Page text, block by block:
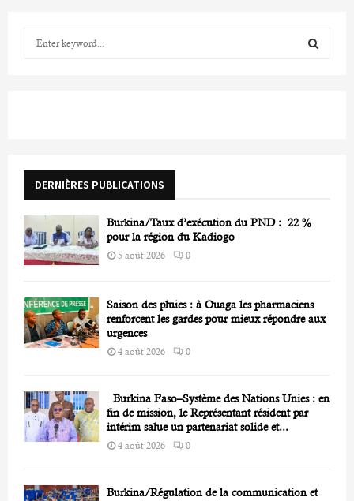
r
DERNIÈRES PUBLICATIONS
Burkina/Taux d’exécution du PND : 22 %
pour la région du Kadiogo
5 août 2026 0
Saison des pluies : à Ouaga les pharmaciens
renforcent les gardes pour mieux répondre aux
urgences
4 août 2026 0
Burkina Faso–Système des Nations Unies : en
fin de mission, le Représentant résident par
intérim salue un partenariat solide et...
4 août 2026 0
Burkina/Régulation de la communication et